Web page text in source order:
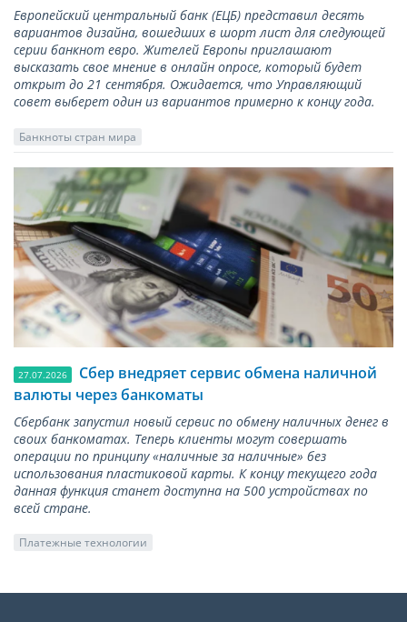
Европейский центральный банк (ЕЦБ) представил десять
вариантов дизайна, вошедших в шорт лист для следующей
серии банкнот евро. Жителей Европы приглашают
высказать свое мнение в онлайн опросе, который будет
открыт до 21 сентября. Ожидается, что Управляющий
совет выберет один из вариантов примерно к концу года.
Банкноты стран мира
27.07.2026
Сбер внедряет сервис обмена наличной
валюты через банкоматы
Сбербанк запустил новый сервис по обмену наличных денег в
своих банкоматах. Теперь клиенты могут совершать
операции по принципу «наличные за наличные» без
использования пластиковой карты. К концу текущего года
данная функция станет доступна на 500 устройствах по
всей стране.
Платежные технологии